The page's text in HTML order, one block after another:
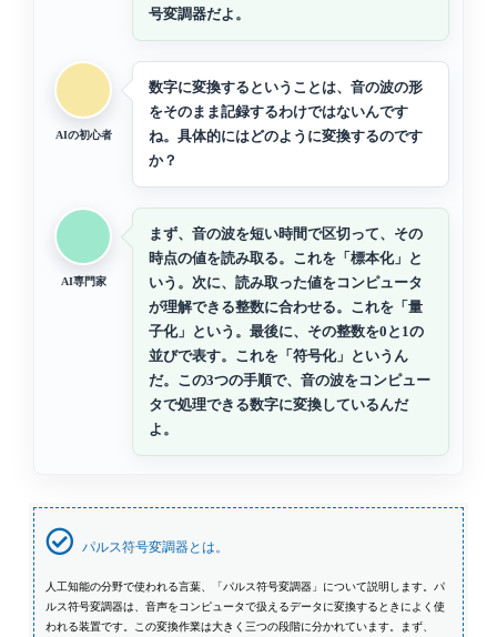
号変調器だよ。
AIの初心者
数字に変換するということは、音の波の形
をそのまま記録するわけではないんです
ね。具体的にはどのように変換するのです
か？
AI専門家
まず、音の波を短い時間で区切って、その
時点の値を読み取る。これを「標本化」と
いう。次に、読み取った値をコンピュータ
が理解できる整数に合わせる。これを「量
子化」という。最後に、その整数を0と1の
並びで表す。これを「符号化」というん
だ。この3つの手順で、音の波をコンピュー
タで処理できる数字に変換しているんだ
よ。
パルス符号変調器とは。
人工知能の分野で使われる言葉、「パルス符号変調器」について説明します。パ
ルス符号変調器は、音声をコンピュータで扱えるデータに変換するときによく使
われる装置です。この変換作業は大きく三つの段階に分かれています。まず、